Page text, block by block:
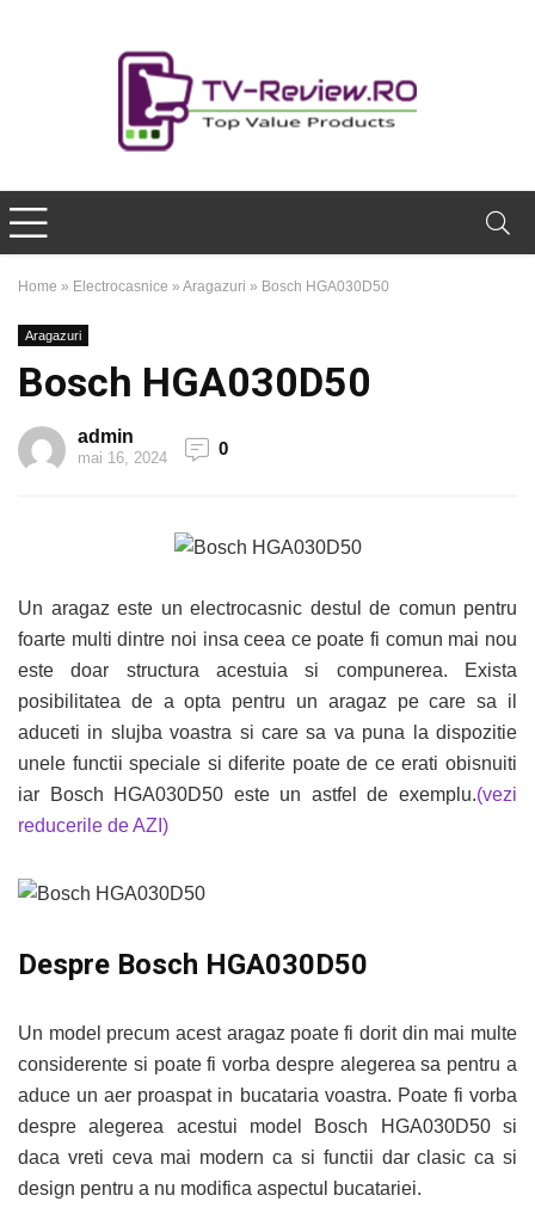
Home » Electrocasnice » Aragazuri » Bosch HGA030D50
Aragazuri
Bosch HGA030D50
admin
mai 16, 2024 0
Un aragaz este un electrocasnic destul de comun pentru
foarte multi dintre noi insa ceea ce poate fi comun mai nou
este doar structura acestuia si compunerea. Exista
posibilitatea de a opta pentru un aragaz pe care sa il
aduceti in slujba voastra si care sa va puna la dispozitie
unele functii speciale si diferite poate de ce erati obisnuiti
iar Bosch HGA030D50 este un astfel de exemplu.(vezi
reducerile de AZI)
Despre Bosch HGA030D50
Un model precum acest aragaz poate fi dorit din mai multe
considerente si poate fi vorba despre alegerea sa pentru a
aduce un aer proaspat in bucataria voastra. Poate fi vorba
despre alegerea acestui model Bosch HGA030D50 si
daca vreti ceva mai modern ca si functii dar clasic ca si
design pentru a nu modifica aspectul bucatariei.